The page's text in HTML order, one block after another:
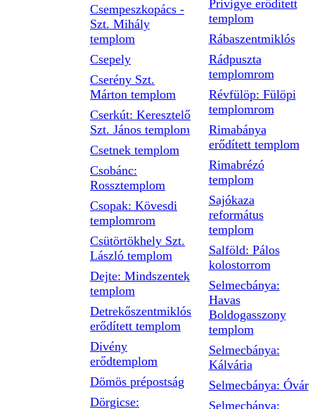
Csempeszkopács -
Szt. Mihály
templom
Csepely
Cserény Szt.
Márton templom
Cserkút: Keresztelő
Szt. János templom
Csetnek templom
Csobánc:
Rossztemplom
Csopak: Kövesdi
templomrom
Csütörtökhely Szt.
László templom
Dejte: Mindszentek
templom
Detrekőszentmiklós
erődített templom
Divény
erődtemplom
Dömös prépostság
Dörgicse:
Privigye erődített
templom
Rábaszentmiklós
Rádpuszta
templomrom
Révfülöp: Fülöpi
templomrom
Rimabánya
erődített templom
Rimabrézó
templom
Sajókaza
református
templom
Salföld: Pálos
kolostorrom
Selmecbánya:
Havas
Boldogasszony
templom
Selmecbánya:
Kálvária
Selmecbánya: Óvár
Selmecbánya: